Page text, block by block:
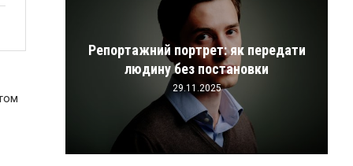
Репортажний портрет: як передати
людину без постановки
29.11.2025